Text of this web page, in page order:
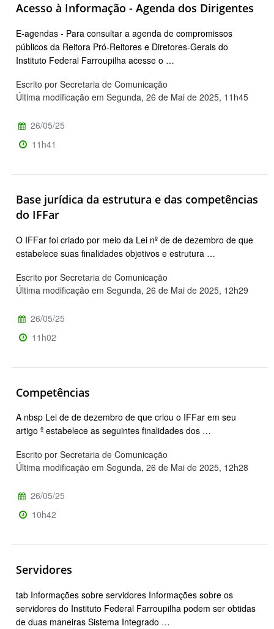
Acesso à Informação - Agenda dos Dirigentes
E-agendas - Para consultar a agenda de compromissos
públicos da Reitora Pró-Reitores e Diretores-Gerais do
Instituto Federal Farroupilha acesse o …
Escrito por Secretaria de Comunicação
Última modificação em Segunda, 26 de Mai de 2025, 11h45
26/05/25
11h41
Base jurídica da estrutura e das competências
do IFFar
O IFFar foi criado por meio da Lei nº de de dezembro de que
estabelece suas finalidades objetivos e estrutura …
Escrito por Secretaria de Comunicação
Última modificação em Segunda, 26 de Mai de 2025, 12h29
26/05/25
11h02
Competências
A nbsp Lei de de dezembro de que criou o IFFar em seu
artigo º estabelece as seguintes finalidades dos …
Escrito por Secretaria de Comunicação
Última modificação em Segunda, 26 de Mai de 2025, 12h28
26/05/25
10h42
Servidores
tab Informações sobre servidores Informações sobre os
servidores do Instituto Federal Farroupilha podem ser obtidas
de duas maneiras Sistema Integrado …